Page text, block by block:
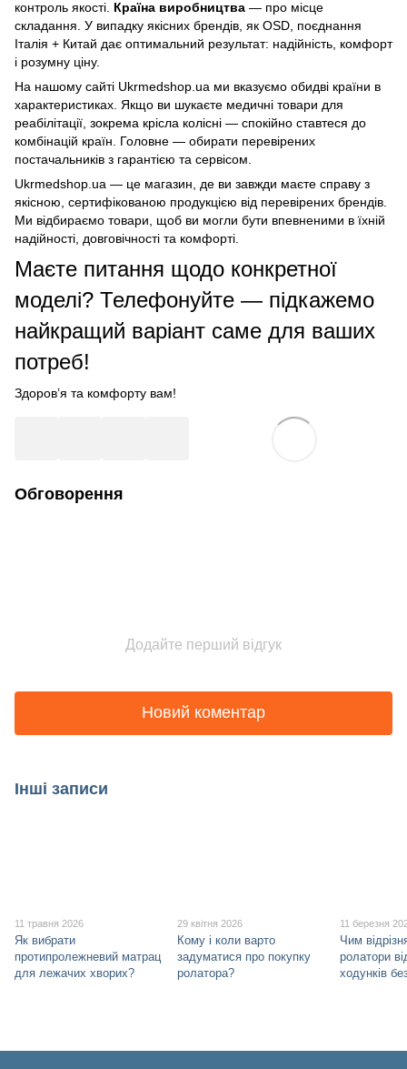
контроль якості. Країна виробництва — про місце
складання. У випадку якісних брендів, як OSD, поєднання
Італія + Китай дає оптимальний результат: надійність, комфорт
і розумну ціну.
На нашому сайті Ukrmedshop.ua ми вказуємо обидві країни в
характеристиках. Якщо ви шукаєте медичні товари для
реабілітації, зокрема крісла колісні — спокійно ставтеся до
комбінацій країн. Головне — обирати перевірених
постачальників з гарантією та сервісом.
Ukrmedshop.ua — це магазин, де ви завжди маєте справу з
якісною, сертифікованою продукцією від перевірених брендів.
Ми відбираємо товари, щоб ви могли бути впевненими в їхній
надійності, довговічності та комфорті.
Маєте питання щодо конкретної
моделі? Телефонуйте — підкажемо
найкращий варіант саме для ваших
потреб!
Здоров’я та комфорту вам!
Обговорення
Додайте перший відгук
Новий коментар
Інші записи
11 травня 2026
Як вибрати
протипролежневий матрац
для лежачих хворих?
29 квітня 2026
Кому і коли варто
задуматися про покупку
ролатора?
11 березня
Чим
ролатори
ходунків